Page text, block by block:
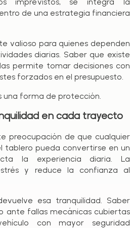
de una estrategia financiera
valioso para quienes dependen
diarias. Saber que existe
permite tomar decisiones con
forzados en el presupuesto.
una forma de protección.
en cada trayecto
preocupación de que cualquier
tablero pueda convertirse en un
la experiencia diaria. La
y reduce la confianza al
esa tranquilidad. Saber
ante fallas mecánicas cubiertas
con mayor seguridad